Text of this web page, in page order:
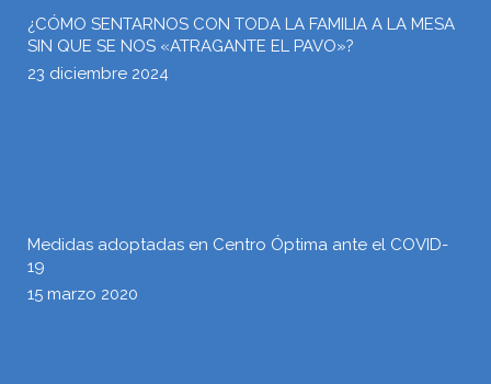
¿CÓMO SENTARNOS CON TODA LA FAMILIA A LA MESA
SIN QUE SE NOS «ATRAGANTE EL PAVO»?
23 diciembre 2024
Medidas adoptadas en Centro Óptima ante el COVID-
19
15 marzo 2020